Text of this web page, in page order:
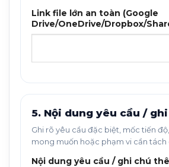
Link file lớn an toàn (Google
Drive/OneDrive/Dropbox/
5. Nội dung yêu cầu /
Ghi rõ yêu cầu đặc biệt, mốc tiến
mong muốn hoặc phạm vi cần tách
Nội dung yêu cầu / ghi chú